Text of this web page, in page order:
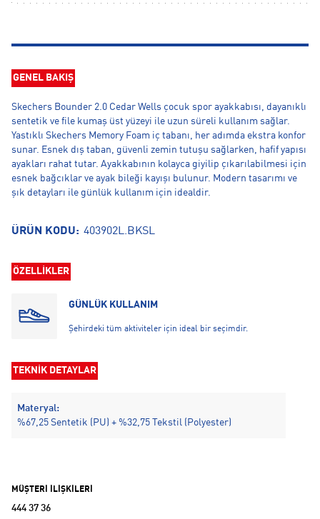
GENEL BAKIŞ
Skechers Bounder 2.0 Cedar Wells çocuk spor ayakkabısı, dayanıklı
sentetik ve file kumaş üst yüzeyi ile uzun süreli kullanım sağlar.
Yastıklı Skechers Memory Foam iç tabanı, her adımda ekstra konfor
sunar. Esnek dış taban, güvenli zemin tutuşu sağlarken, hafif yapısı
ayakları rahat tutar. Ayakkabının kolayca giyilip çıkarılabilmesi için
esnek bağcıklar ve ayak bileği kayışı bulunur. Modern tasarımı ve
şık detayları ile günlük kullanım için idealdir.
ÜRÜN KODU: 403902L.BKSL
ÖZELLİKLER
GÜNLÜK KULLANIM
Şehirdeki tüm aktiviteler için ideal bir seçimdir.
TEKNİK DETAYLAR
Materyal:
%67,25 Sentetik (PU) + %32,75 Tekstil (Polyester)
MÜŞTERİ İLİŞKİLERİ
444 37 36